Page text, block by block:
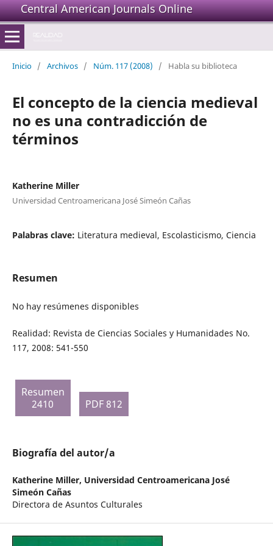
Central American Journals Online
Inicio / Archivos / Núm. 117 (2008) / Habla su biblioteca
El concepto de la ciencia medieval
no es una contradicción de
términos
Katherine Miller
Universidad Centroamericana José Simeón Cañas
Palabras clave: Literatura medieval, Escolasticismo, Ciencia
Resumen
No hay resúmenes disponibles
Realidad: Revista de Ciencias Sociales y Humanidades No.
117, 2008: 541-550
Resumen
2410
PDF 812
Biografía del autor/a
Katherine Miller, Universidad Centroamericana José
Simeón Cañas
Directora de Asuntos Culturales